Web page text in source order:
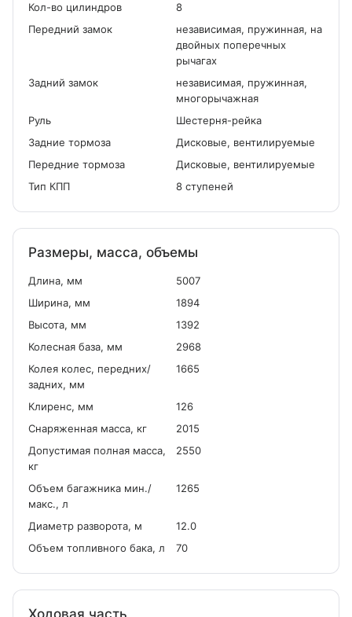
Кол-во цилиндров
8
Передний замок
независимая, пружинная, на
двойных поперечных
рычагах
Задний замок
независимая, пружинная,
многорычажная
Руль
Шестерня-рейка
Задние тормоза
Дисковые, вентилируемые
Передние тормоза
Дисковые, вентилируемые
Тип КПП
8 ступеней
Размеры, масса, объемы
Длина, мм
5007
Ширина, мм
1894
Высота, мм
1392
Колесная база, мм
2968
Колея колес, передних/
задних, мм
1665
Клиренс, мм
126
Снаряженная масса, кг
2015
Допустимая полная масса,
кг
2550
Объем багажника мин./
макс., л
1265
Диаметр разворота, м
12.0
Объем топливного бака, л
70
Ходовая часть